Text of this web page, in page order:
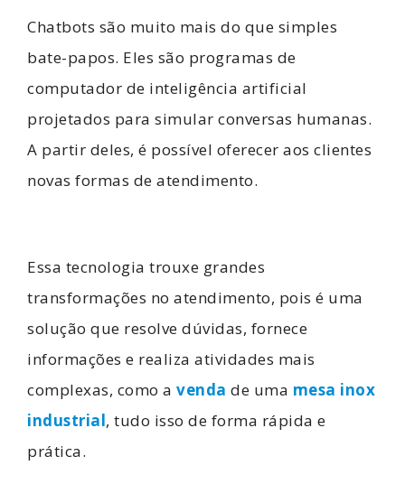
Chatbots são muito mais do que simples
bate-papos. Eles são programas de
computador de inteligência artificial
projetados para simular conversas humanas.
A partir deles, é possível oferecer aos clientes
novas formas de atendimento.
Essa tecnologia trouxe grandes
transformações no atendimento, pois é uma
solução que resolve dúvidas, fornece
informações e realiza atividades mais
complexas, como a venda de uma mesa inox
industrial, tudo isso de forma rápida e
prática.